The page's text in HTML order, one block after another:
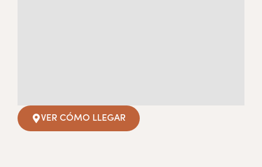
VER CÓMO LLEGAR